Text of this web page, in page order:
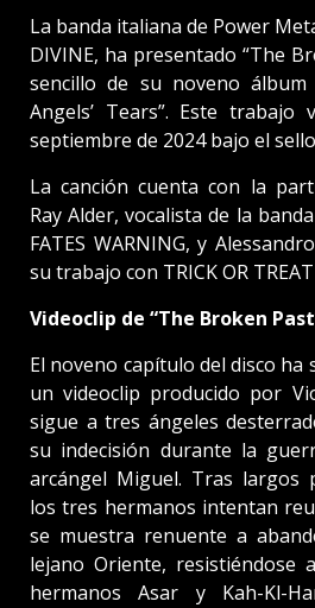
La banda italiana de Power
DIVINE, ha presentado “The
sencillo de su noveno álbum
Angels’ Tears”. Este
septiembre de 2024 bajo el
La canción cuenta con la
Ray Alder, vocalista de la
FATES WARNING, y
su trabajo con TRICK OR
Videoclip de “The Broken
El noveno capítulo del disco
un videoclip producido por
sigue a tres ángeles
su indecisión durante la
arcángel Miguel. Tras largos
los tres hermanos intentan
se muestra renuente a
lejano Oriente, resistiéndose
hermanos Asar y Kah-Kl-